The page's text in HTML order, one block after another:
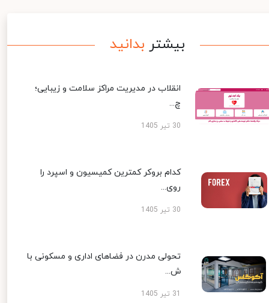
بیشتر بدانید
انقلاب در مدیریت مراکز سلامت و زیبایی؛
چ...
30 تیر 1405
کدام بروکر کمترین کمیسیون و اسپرد را
روی...
30 تیر 1405
تحولی مدرن در فضاهای اداری و مسکونی با
ش...